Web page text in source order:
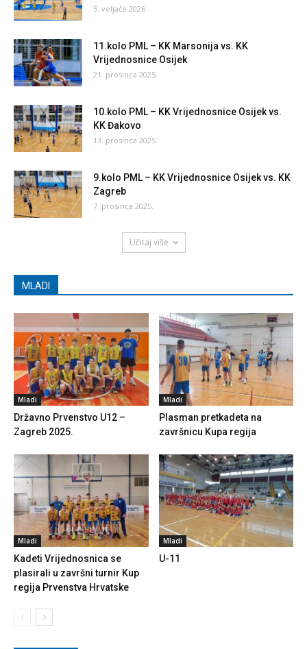
5. veljače 2026.
11.kolo PML – KK Marsonija vs. KK
Vrijednosnice Osijek
21. prosinca 2025.
10.kolo PML – KK Vrijednosnice Osijek vs.
KK Đakovo
13. prosinca 2025.
9.kolo PML – KK Vrijednosnice Osijek vs. KK
Zagreb
7. prosinca 2025.
Učitaj više
MLADI
Mladi
Državno Prvenstvo U12 –
Zagreb 2025.
Mladi
Plasman pretkadeta na
završnicu Kupa regija
Mladi
Kadeti Vrijednosnica se
plasirali u završni turnir Kup
regija Prvenstva Hrvatske
Mladi
U-11